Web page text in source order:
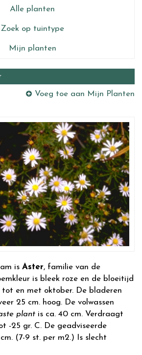
Alle planten
Zoek op tuintype
Mijn planten
Voeg toe aan Mijn Planten
is Aster, familie van de
is bleek roze en de bloeitijd
tot en met oktober. De bladeren
25 cm. hoog. De volwassen
plant is ca. 40 cm. Verdraagt
-25 gr. C. De geadviseerde
(7-9 st. per m2.) Is slecht